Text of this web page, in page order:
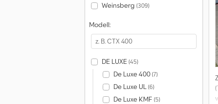
Weinsberg (309)
Modell:
DE LUXE(45)
De Luxe 400(7)
De Luxe UL(6)
De Luxe KMF (5)